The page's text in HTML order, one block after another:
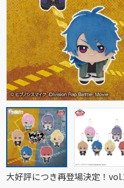
大好評につき再登場決定！